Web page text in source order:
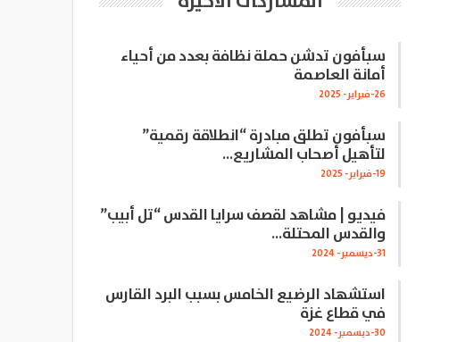
سبأفون تدشن حملة نظافة بعدد من أحياء
أمانة العاصمة
26-فبراير- 2025
سبأفون تطلق مبادرة “انطلاقة رقمية”
لتأهيل أصحاب المشاريع…
19-فبراير- 2025
فيديو | مشاهد لقصف سرايا القدس “تل أبيب”
والقدس المحتلة…
31-ديسمبر- 2024
استشهاد الرضيع الخامس بسبب البرد القارس
في قطاع غزة
30-ديسمبر- 2024